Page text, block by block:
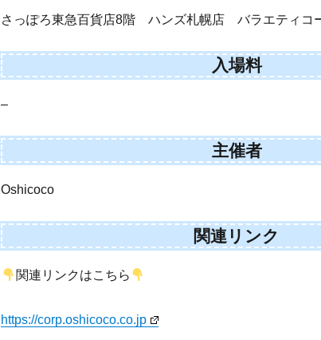
さっぽろ東急百貨店8階 ハンズ札幌店 バラエティコ
入場料
–
主催者
Oshicoco
関連リンク
関連リンクはこちら
https://corp.oshicoco.co.jp